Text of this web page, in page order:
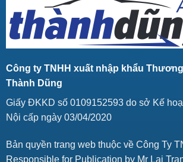
Công ty TNHH xuất nhập khẩu
Thành Dũng
Giấy ĐKKD số 0109152593 do sở Kế
Nội cấp ngày 03/04/2020
Bản quyền trang web thuộc về Công Ty
Responsible for Publication by Mr Lai